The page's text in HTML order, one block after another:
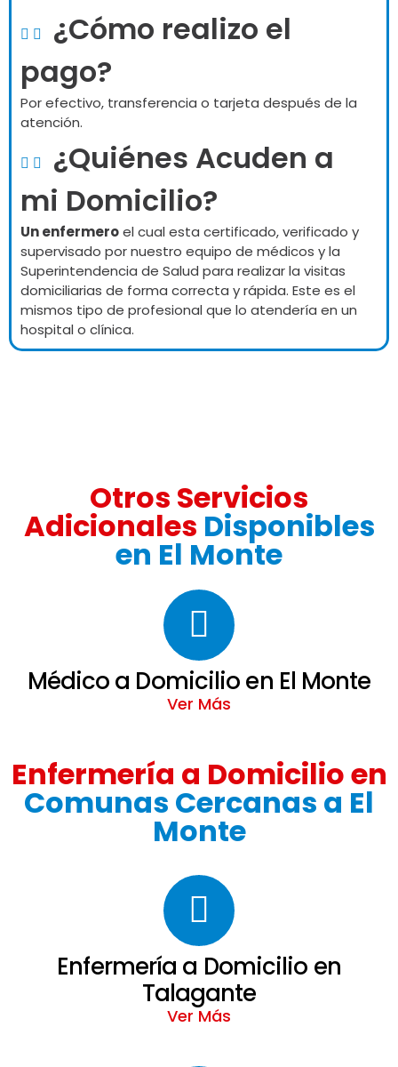
¿Cómo realizo el
pago?
Por efectivo, transferencia o tarjeta después de la
atención.
¿Quiénes Acuden a
mi Domicilio?
Un enfermeroel cual esta certificado, verificado y
supervisado por nuestro equipo de médicos y la
Superintendencia de Salud para realizar la visitas
domiciliarias de forma correcta y rápida. Este es el
mismos tipo de profesional que lo atendería en un
hospital o clínica.
Otros Servicios
Adicionales Disponibles
en El Monte
Médico a Domicilio en El Monte
Ver Más
Enfermería a Domicilio en
Comunas Cercanas a El
Monte
Enfermería a Domicilio en
Talagante
Ver Más